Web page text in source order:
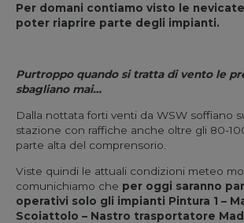
Per domani contiamo visto le
poter riaprire parte degli impianti.
Purtroppo quando si tratta di vento le
sbagliano mai…
Dalla nottata forti venti da WSW soffiano
stazione con raffiche anche oltre gli 80-
parte alta del comprensorio.
Viste quindi le attuali condizioni meteo
comunichiamo che per oggi saranno
operativi solo gli impianti Pintura 1 –
Scoiattolo – Nastro trasportatore